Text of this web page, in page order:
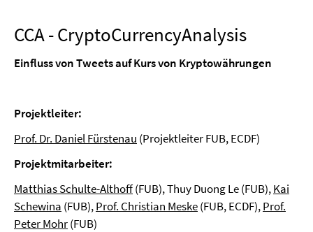
CCA - CryptoCurrencyAnalysis
Einfluss von Tweets auf Kurs von Kryptowährungen
Projektleiter:
Prof. Dr. Daniel Fürstenau (Projektleiter FUB, ECDF)
Projektmitarbeiter:
Matthias Schulte-Althoff(FUB), Thuy Duong Le (FUB),Kai
Schewina (FUB),Prof. Christian Meske(FUB, ECDF),Prof.
Peter Mohr(FUB)